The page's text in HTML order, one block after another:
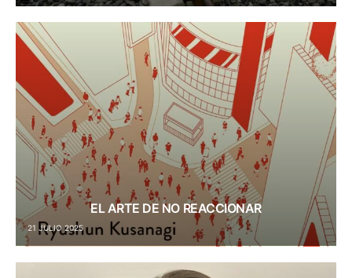
EL ARTE DE NO REACCIONAR
21 JULIO 2025